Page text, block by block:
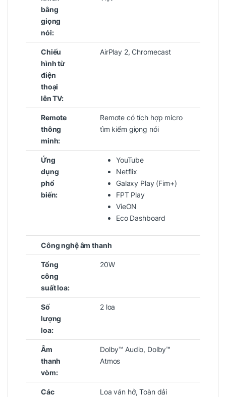
bằng
giọng
nói:
Chiếu
hình từ
điện
thoại
lên TV:
AirPlay 2, Chromecast
Remote
thông
minh:
Remote có tích hợp micro
tìm kiếm giọng nói
Ứng
dụng
phổ
biến:
YouTube
Netflix
Galaxy Play (Fim+)
FPT Play
VieON
Eco Dashboard
Công nghệ âm thanh
Tổng
công
suất loa:
20W
Số
lượng
loa:
2 loa
Âm
thanh
vòm:
Dolby™ Audio, Dolby™
Atmos
Các
Loa ván hở, Toàn dải